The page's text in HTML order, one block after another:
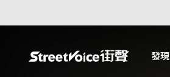
發現